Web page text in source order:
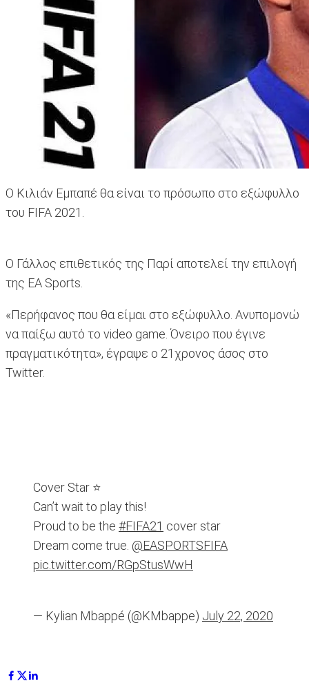
Ο Κιλιάν Εμπαπέ θα είναι το πρόσωπο στο εξώφυλλο
του FIFA 2021.
Ο Γάλλος επιθετικός της Παρί αποτελεί την επιλογή
της EA Sports.
«Περήφανος που θα είμαι στο εξώφυλλο. Ανυπομονώ
να παίξω αυτό το video game. Όνειρο που έγινε
πραγματικότητα», έγραψε ο 21χρονος άσος στο
Twitter.
Cover Star ⭐️
Can’t wait to play this!
Proud to be the #FIFA21 cover star
Dream come true. @EASPORTSFIFA
pic.twitter.com/RGpStusWwH
— Kylian Mbappé (@KMbappe) July 22, 2020